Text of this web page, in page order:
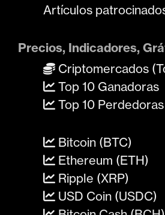
Artículos
Precios, Indicadores,
Criptomercados
Top 10 Ganadoras
Top 10 Perdedoras
Bitcoin (BTC)
Ethereum (ETH)
Ripple (XRP)
USD Coin (USDC)